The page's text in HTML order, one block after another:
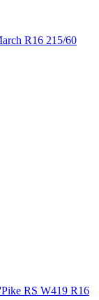
R16 215/60
RS W419 R16